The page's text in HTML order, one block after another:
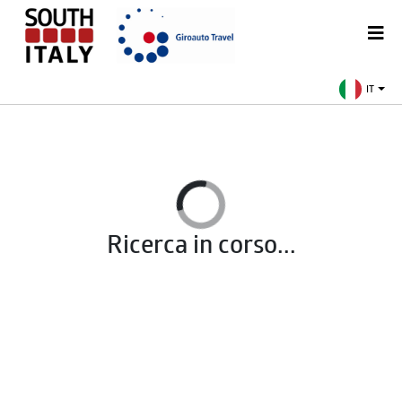
IT
Ricerca in corso...